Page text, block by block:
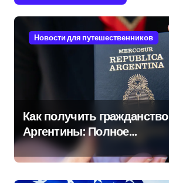
Новости для путешественников
Как получить гражданство
Аргентины: Полное
руководство